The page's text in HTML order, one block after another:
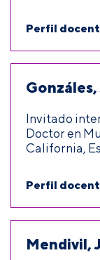
Perfil
Invitado
Doctor en
California,
Perfil
Mendivil,